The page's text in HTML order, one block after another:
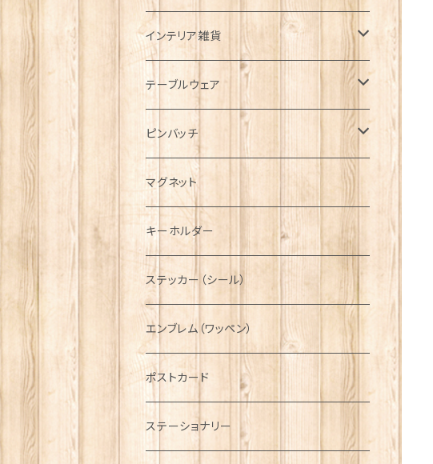
帽子
キャップ
ハンチング帽
キャスケット
ディアストーカー
ニット帽
Tシャツ
マフラー
タータン【Bronte by Moon】
タータン【Glencroft】
ボタンラップマフラー【Aran Traditions】
サッシュ
スカーフ
ファッションマスク
ORTAK
ブローチ
ペンダント
チャーム
その他のアクセサリー
インテリア雑貨
インテリア置物
ラブスプーン
ラブスプーン【SION LLEWELLYN】
ラブスプーン【PAUL CURTIS】
ファブリック
テーブルウェア
ティータオル
ペーパーナプキン
ティーコジー
その他テーブルウェア
ピンバッチ
ジェネラルデザイン
乗り物
動物＆植物
国旗＆紋章
音楽＆楽器
ミリタリー
NAVY
AIRFORCE
ARMY
ピューター
マグネット
キーホルダー
ステッカー（シール）
エンブレム（ワッペン）
ポストカード
ステーショナリー